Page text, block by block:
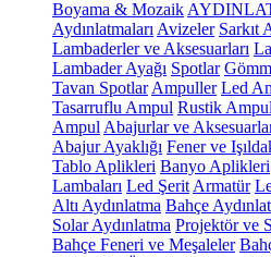
Boyama & Mozaik
Aydınlatmaları Avizeler Sarkıt
Lambaderler ve Aksesuarları
Lambader Ayağı Spotlar
Tavan Spotlar Ampuller Led
Tasarruflu Ampul Rustik Ampul
Ampul Abajurlar ve
Abajur Ayaklığı Fener ve
Tablo Aplikleri Banyo Aplikleri
Lambaları Led Şerit Armatür
Altı Aydınlatma Bahçe
Solar Aydınlatma Projektör ve
Bahçe Feneri ve Meşaleler